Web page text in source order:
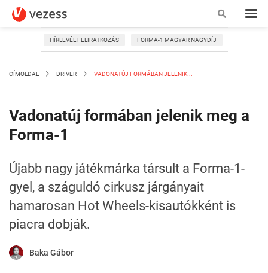
HÍRLEVÉL FELIRATKOZÁS FORMA-1 MAGYAR NAGYDÍJ
CÍMOLDAL DRIVER VADONATÚJ FORMÁBAN JELENIK...
Vadonatúj formában jelenik meg a
Forma-1
Újabb nagy játékmárka társult a Forma-1-
gyel, a száguldó cirkusz járgányait
hamarosan Hot Wheels-kisautókként is
piacra dobják.
Baka Gábor